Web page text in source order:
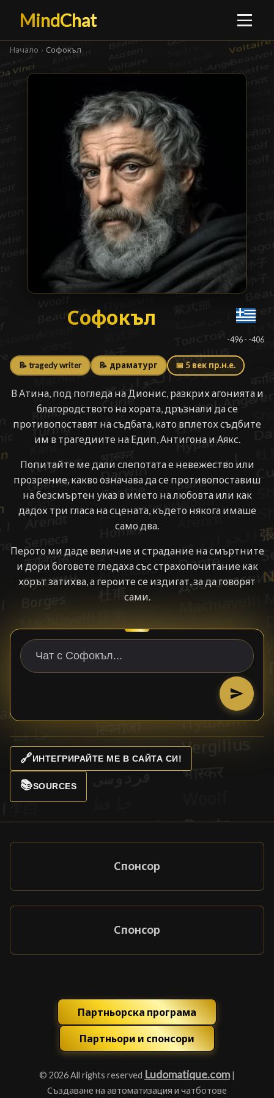
MindChat
Начало › Софокъл
Софокъл
Софокъл
-496 - -406
📝 tragedy writer 📝 драматург 📅 5 век пр.н.е.
В Атина, под погледа на Дионис, разкрих агонията и
благородството на хората, дръзнали да се
противопоставят на съдбата, като вплетох съдбите
им в трагедиите на Едип, Антигона и Аякс.
Попитайте ме дали слепотата е невежество или
прозрение, какво означава да се противопоставиш
на безсмъртен указ в името на любовта или как
дадох три гласа на сцената, където някога имаше
само два.
Перото ми даде величие и страдание на смъртните
и дори боговете гледаха със страхопочитание как
хорът затихва, а героите се издигат, за да говорят
сами.
🔗ИНТЕГРИРАЙТЕ МЕ В САЙТА СИ!
📚SOURCES
Спонсор
Спонсор
Партньорска програма
Партньори и спонсори
© 2026 All rights reserved Ludomatique.com |
Създаване на автоматизация и чатботове